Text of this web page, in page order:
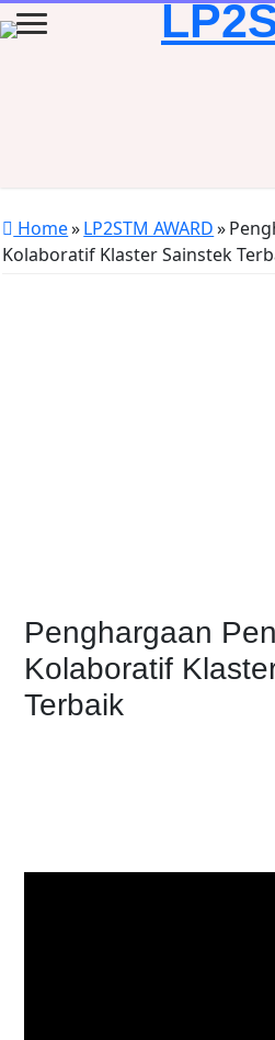
Home»LP2STM AWARD»
Kolaboratif Klaster Sainstek
Penghargaan
Kolaboratif
Terbaik